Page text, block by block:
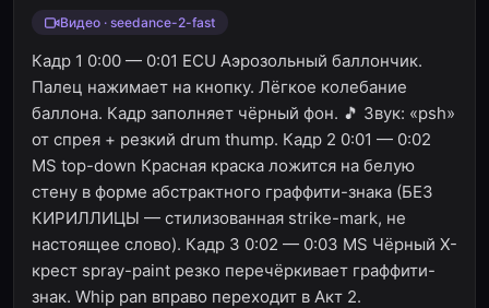
Видео · seedance-2-fast
Кадр 1 0:00 — 0:01 ECU Аэрозольный баллончик.
Палец нажимает на кнопку. Лёгкое колебание
баллона. Кадр заполняет чёрный фон. 🎵 Звук: «psh»
от спрея + резкий drum thump. Кадр 2 0:01 — 0:02
MS top-down Красная краска ложится на белую
стену в форме абстрактного граффити-знака (БЕЗ
КИРИЛЛИЦЫ — стилизованная strike-mark, не
настоящее слово). Кадр 3 0:02 — 0:03 MS Чёрный X-
крест spray-paint резко перечёркивает граффити-
знак. Whip pan вправо переходит в Акт 2.